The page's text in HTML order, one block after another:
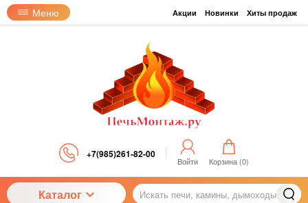
Меню Акции Новинки Хиты продаж
+7(985)261-82-00
Войти Корзина (0)
Каталог